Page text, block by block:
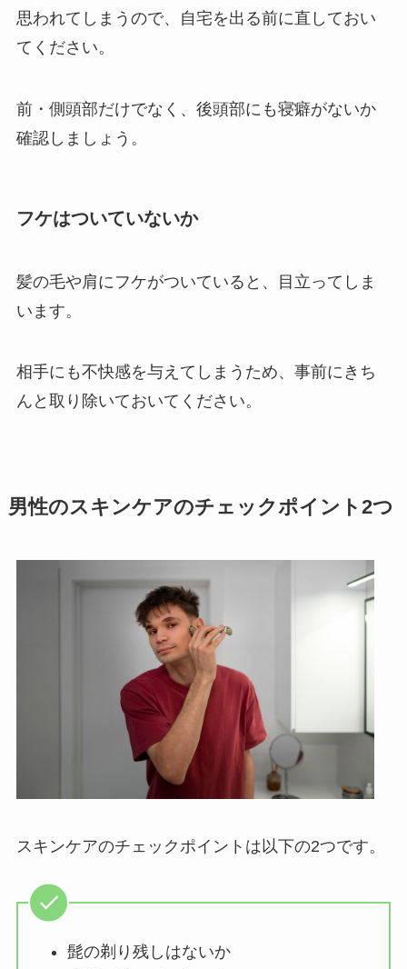
思われてしまうので、自宅を出る前に直しておい
てください。
前・側頭部だけでなく、後頭部にも寝癖がないか
確認しましょう。
フケはついていないか
髪の毛や肩にフケがついていると、目立ってしま
います。
相手にも不快感を与えてしまうため、事前にきち
んと取り除いておいてください。
男性のスキンケアのチェックポイント2つ
スキンケアのチェックポイントは以下の2つです。
髭の剃り残しはないか